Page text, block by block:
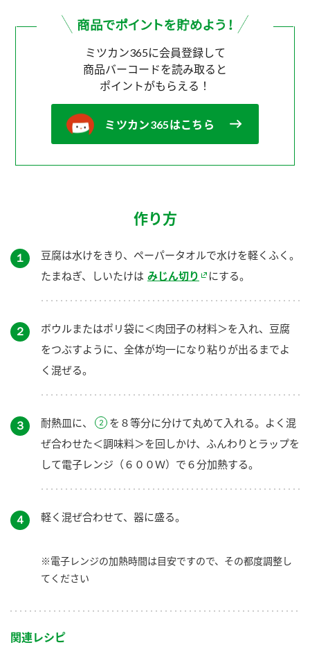
ミツカン365に会員登録して
商品バーコードを読み取ると
ポイントがもらえる！
ミツカン365はこちら
作り方
１
豆腐は水けをきり、ペーパータオルで水けを軽くふく。
たまねぎ、しいたけは みじん切り にする。
２
ボウルまたはポリ袋に＜肉団子の材料＞を入れ、豆腐
をつぶすように、全体が均一になり粘りが出るまでよ
く混ぜる。
３ 耐熱皿に、
を８等分に分けて丸めて入れる。よく混
ぜ合わせた＜調味料＞を回しかけ、ふんわりとラップを
して電子レンジ（６００Ｗ）で６分加熱する。
４ 軽く混ぜ合わせて、器に盛る。
※電子レンジの加熱時間は目安ですので、その都度調整し
てください
関連レシピ